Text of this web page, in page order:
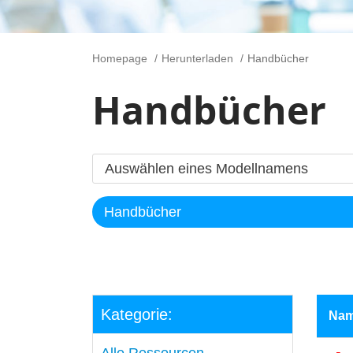
Homepage Herunterladen Handbücher
Handbücher
Kategorie: